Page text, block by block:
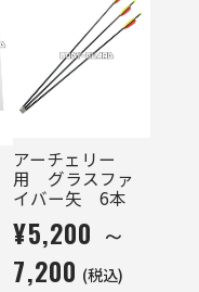
アーチェリー
用 グラスファ
イバー矢 6本
¥5,200 ～
7,200 (税込)